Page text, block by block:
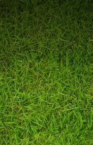
Ga
direct
naar
de
hoofdinhoud